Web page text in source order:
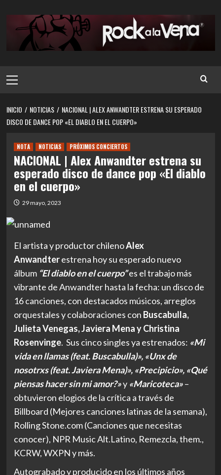
contenido
principal
INICIO NOTICIAS
NACIONAL | ALEX ANWANDTER ESTRENA SU ESPERADO
DISCO DE DANCE POP «EL DIABLO EN EL CUERPO»
NOTA NOTICIAS PRÓXIMOS CONCIERTOS
NACIONAL | Alex Anwandter estrena su
esperado disco de dance pop «El diablo
en el cuerpo»
29 mayo, 2023
El artista y productor chilenoAlex
Anwandterestrena hoy su esperado nuevo
álbum “El diablo en el cuerpo”es el trabajo más
vibrante de Anwandter hasta la fecha: un disco de
16 canciones, con destacados músicos, arreglos
orquestales y colaboraciones con Buscabulla,
Julieta Venegas, Javiera Mena y Christina
Rosenvinge. Sus cinco singles ya estrenados: «Mi
vida en llamas (feat. Buscabulla)», «Unx de
nosotrxs (feat. Javiera Mena)», «Precipicio», «Qué
piensas hacer sin mi amor?»y «Maricoteca»–
obtuvieron elogios de la crítica a través de
Billboard (Mejores canciones latinas de la semana),
Rolling Stone.com (Canciones que necesitas
conocer), NPR Music Alt.Latino, Remezcla, them.,
KCRW, WXPN y más.
Autograbado y producido en los últimos años